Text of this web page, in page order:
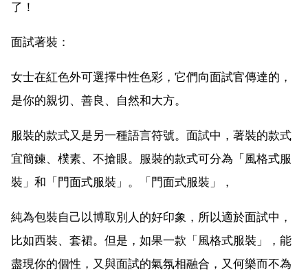
了！
面試著裝：
女士在紅色外可選擇中性色彩，它們向面試官傳達的，
是你的親切、善良、自然和大方。
服裝的款式又是另一種語言符號。面試中，著裝的款式
宜簡鍊、樸素、不搶眼。服裝的款式可分為「風格式服
裝」和「門面式服裝」。「門面式服裝」，
純為包裝自己以博取別人的好印象，所以適於面試中，
比如西裝、套裙。但是，如果一款「風格式服裝」，能
盡現你的個性，又與面試的氣氛相融合，又何樂而不為